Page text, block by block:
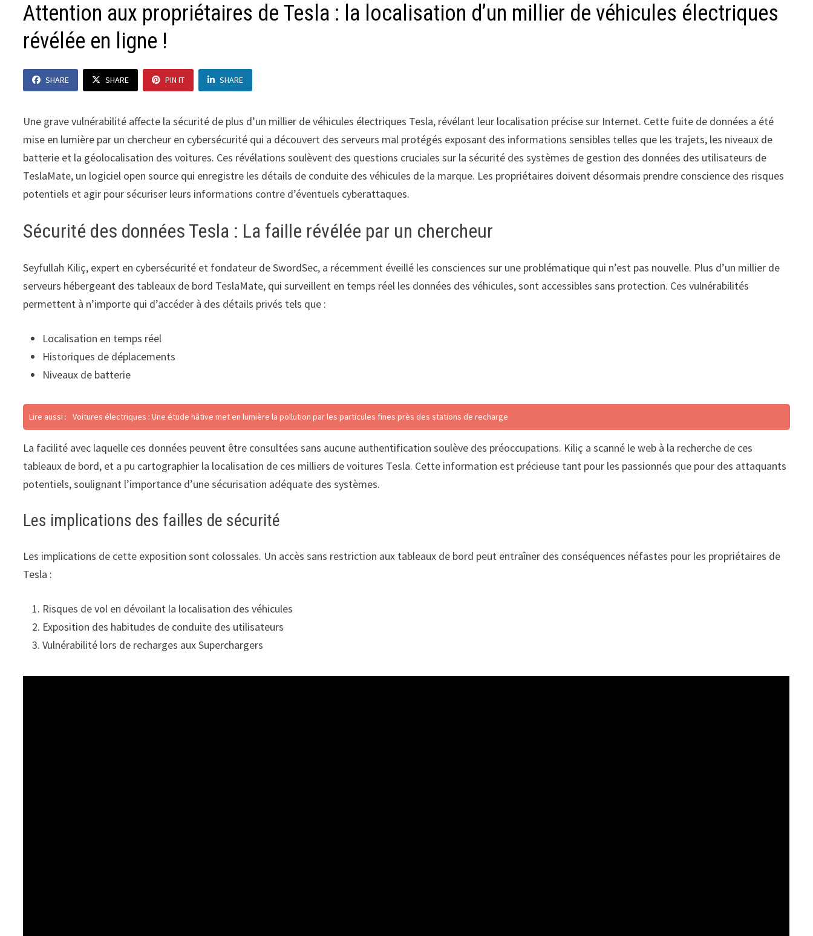
Attention aux propriétaires de Tesla : la localisation d’un millier de véhicules électriques
révélée en ligne !
SHARE SHARE PIN IT SHARE
Une grave vulnérabilité affecte la sécurité de plus d’un millier de véhicules électriques Tesla, révélant leur localisation précise sur Internet. Cette fuite de données a été
mise en lumière par un chercheur en cybersécurité qui a découvert des serveurs mal protégés exposant des informations sensibles telles que les trajets, les niveaux de
batterie et la géolocalisation des voitures. Ces révélations soulèvent des questions cruciales sur la sécurité des systèmes de gestion des données des utilisateurs de
TeslaMate, un logiciel open source qui enregistre les détails de conduite des véhicules de la marque. Les propriétaires doivent désormais prendre conscience des risques
potentiels et agir pour sécuriser leurs informations contre d’éventuels cyberattaques.
Sécurité des données Tesla : La faille révélée par un chercheur
Seyfullah Kiliç, expert en cybersécurité et fondateur de SwordSec, a récemment éveillé les consciences sur une problématique qui n’est pas nouvelle. Plus d’un millier de
serveurs hébergeant des tableaux de bord TeslaMate, qui surveillent en temps réel les données des véhicules, sont accessibles sans protection. Ces vulnérabilités
permettent à n’importe qui d’accéder à des détails privés tels que :
Localisation en temps réel
Historiques de déplacements
Niveaux de batterie
Lire aussi : Voitures électriques : Une étude hâtive met en lumière la pollution par les particules fines près des stations de recharge
La facilité avec laquelle ces données peuvent être consultées sans aucune authentification soulève des préoccupations. Kiliç a scanné le web à la recherche de ces
tableaux de bord, et a pu cartographier la localisation de ces milliers de voitures Tesla. Cette information est précieuse tant pour les passionnés que pour des attaquants
potentiels, soulignant l’importance d’une sécurisation adéquate des systèmes.
Les implications des failles de sécurité
Les implications de cette exposition sont colossales. Un accès sans restriction aux tableaux de bord peut entraîner des conséquences néfastes pour les propriétaires de
Tesla :
Risques de vol en dévoilant la localisation des véhicules
Exposition des habitudes de conduite des utilisateurs
Vulnérabilité lors de recharges aux Superchargers